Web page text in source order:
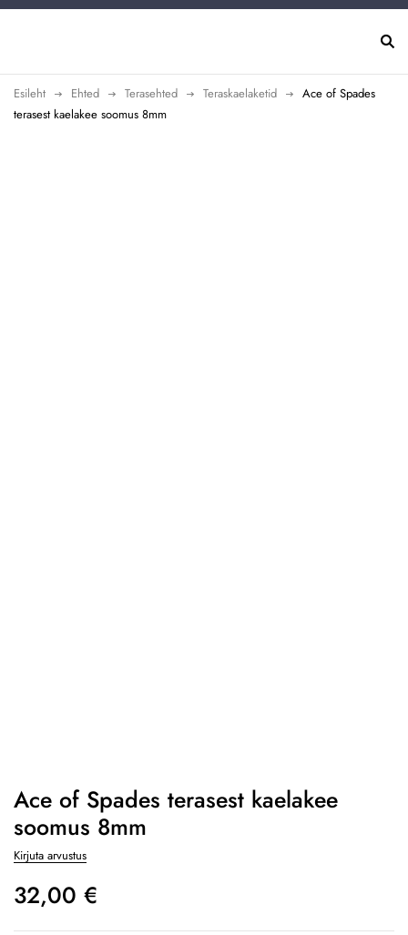
Esileht Ehted Terasehted Teraskaelaketid
Ace of Spades
terasest kaelakee soomus 8mm
Ace of Spades terasest kaelakee
soomus 8mm
Kirjuta arvustus
32,00 €